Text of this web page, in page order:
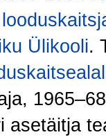
Ülikooli.
asetäitja